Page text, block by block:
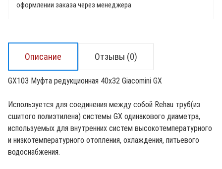
оформлении заказа через менеджера
Описание Отзывы (0)
GX103 Муфта редукционная 40х32 Giacomini GX
Используется для соединения между собой Rehau труб(из
сшитого полиэтилена) системы GX одинакового диаметра,
используемых для внутренних систем высокотемпературного
и низкотемпературного отопления, охлаждения, питьевого
водоснабжения.